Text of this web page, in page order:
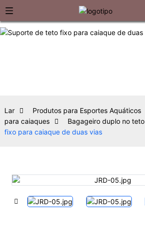
Lar Produtos para Esportes Aquáticos
para caiaques
Bagageiro duplo no teto
fixo para caiaque de duas vias